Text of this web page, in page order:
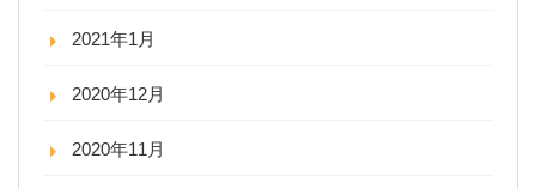
2021年1月
2020年12月
2020年11月